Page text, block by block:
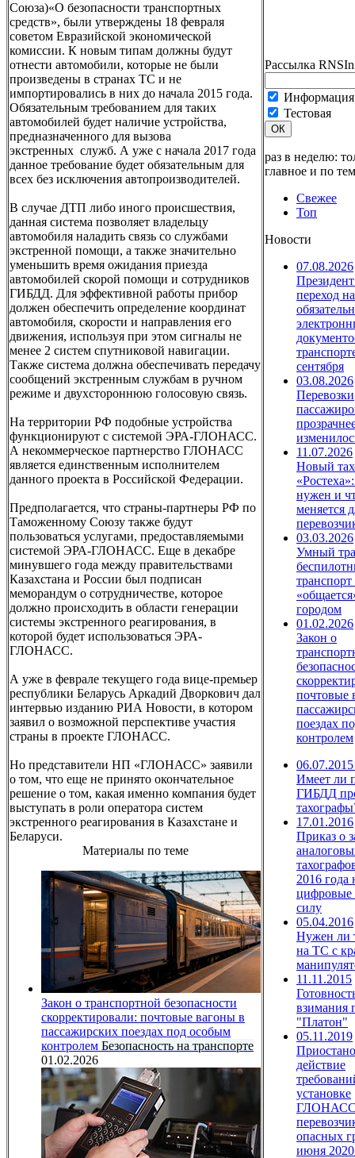
Союза)«О безопасности транспортных
средств», были утверждены 18 февраля
советом Евразийской экономической
комиссии. К новым типам должны будут
отнести автомобили, которые не были
произведены в странах ТС и не
импортировались в них до начала 2015 года.
Обязательным требованием для таких
автомобилей будет наличие устройства,
предназначенного для вызова
экстренных служб. А уже с начала 2017 года
данное требование будет обязательным для
всех без исключения автопроизводителей.
В случае ДТП либо иного происшествия,
данная система позволяет владельцу
автомобиля наладить связь со службами
экстренной помощи, а также значительно
уменьшить время ожидания приезда
автомобилей скорой помощи и сотрудников
ГИБДД. Для эффективной работы прибор
должен обеспечить определение координат
автомобиля, скорости и направления его
движения, используя при этом сигналы не
менее 2 систем спутниковой навигации.
Также система должна обеспечивать передачу
сообщений экстренным службам в ручном
режиме и двухстороннюю голосовую связь.
На территории РФ подобные устройства
функционируют с системой ЭРА-ГЛОНАСС.
А некоммерческое партнерство ГЛОНАСС
является единственным исполнителем
данного проекта в Российской Федерации.
Предполагается, что страны-партнеры РФ по
Таможенному Союзу также будут
пользоваться услугами, предоставляемыми
системой ЭРА-ГЛОНАСС. Еще в декабре
минувшего года между правительствами
Казахстана и России был подписан
меморандум о сотрудничестве, которое
должно происходить в области генерации
системы экстренного реагирования, в
которой будет использоваться ЭРА-
ГЛОНАСС.
А уже в феврале текущего года вице-премьер
республики Беларусь Аркадий Дворкович дал
интервью изданию РИА Новости, в котором
заявил о возможной перспективе участия
страны в проекте ГЛОНАСС.
Но представители НП «ГЛОНАСС» заявили
о том, что еще не принято окончательное
решение о том, какая именно компания будет
выступать в роли оператора систем
экстренного реагирования в Казахстане и
Беларуси.
Материалы по теме
Закон о транспортной безопасности
скорректировали: почтовые вагоны в
пассажирских поездах под особым
контролем Безопасность на транспорте
01.02.2026
Рассылка
Информация
Тестовая
ОК
раз в неделю:
главное и по
Свежее
Топ
Новости
07.08.2026
переход на
сентября
03.08.2026
Перевозки
11.07.2026
Новый
нужен и
меняется
03.03.2026
Умный
городом
01.02.2026
Закон о
почтовые
поездах
контролем
Имеет ли
ГИБДД
17.01.2016
Приказ о
2016 года
цифровые
силу
05.04.2016
Нужен ли
на ТС с
11.11.2015
взимания
"Платон"
05.11.2019
действие
установке
ГЛОНАСС
опасных
июня 2020